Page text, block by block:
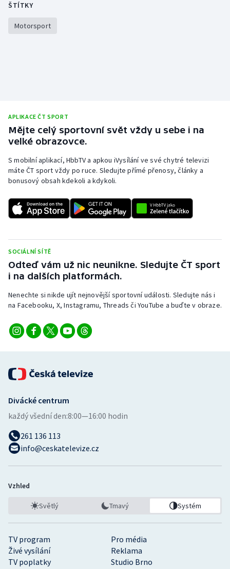
Ostatní
ŠTÍTKY
Motorsport
APLIKACE ČT SPORT
Mějte celý sportovní svět vždy u sebe i na
velké obrazovce.
S mobilní aplikací, HbbTV a apkou iVysílání ve své chytré televizi
máte ČT sport vždy po ruce. Sledujte přímé přenosy, články a
bonusový obsah kdekoli a kdykoli.
SOCIÁLNÍ SÍTĚ
Odteď vám už nic neunikne. Sledujte ČT sport
i na dalších platformách.
Nenechte si nikde ujít nejnovější sportovní události. Sledujte nás i
na Facebooku, X, Instagramu, Threads či YouTube a buďte v obraze.
TV program
Pro média
Živé vysílání
Reklama
TV poplatky
Studio Brno
Divácké centrum
každý všední den:8:00—16:00 hodin
261 136 113
info@ceskatelevize.cz
Vzhled
Světlý Tmavý Systém